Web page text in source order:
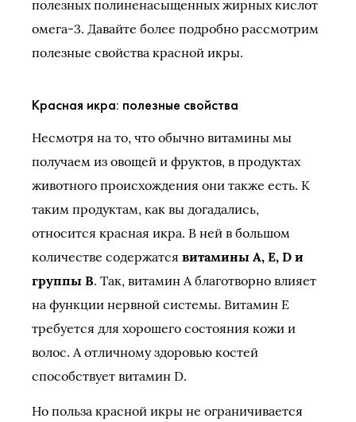
полезных полиненасыщенных жирных кислот
омега-3. Давайте более подробно рассмотрим
полезные свойства красной икры.
Красная икра: полезные свойства
Несмотря на то, что обычно витамины мы
получаем из овощей и фруктов, в продуктах
животного происхождения они также есть. К
таким продуктам, как вы догадались,
относится красная икра. В ней в большом
количестве содержатся витамины А, Е, D и
группы В. Так, витамин А благотворно влияет
на функции нервной системы. Витамин Е
требуется для хорошего состояния кожи и
волос. А отличному здоровью костей
способствует витамин D.
Но польза красной икры не ограничивается